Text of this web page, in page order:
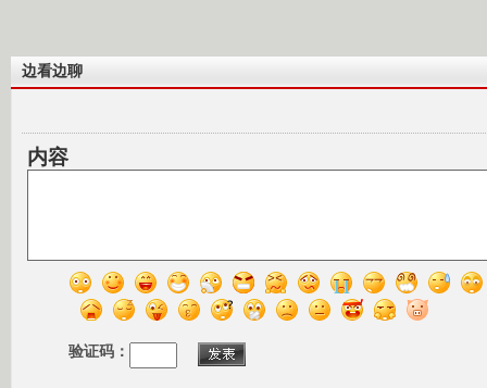
边看边聊
内容
验证码：